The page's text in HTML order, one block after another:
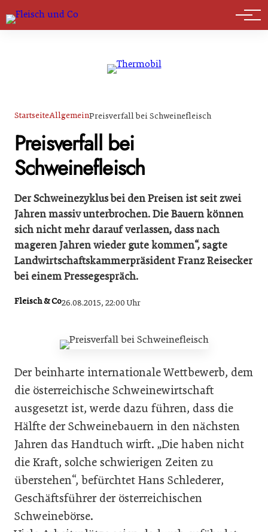
Marktführer
StartseiteAllgemeinPreisverfall bei Schweinefleisch
Preisverfall bei
Schweinefleisch
Der Schweinezyklus bei den Preisen ist seit zwei
Jahren massiv unterbrochen. Die Bauern können
sich nicht mehr darauf verlassen, dass nach
mageren Jahren wieder gute kommen“, sagte
Landwirtschaftskammerpräsident Franz Reisecker
bei einem Pressegespräch.
Fleisch & Co26.08.2015, 22:00 Uhr
Der beinharte internationale Wettbewerb, dem
die österreichische Schweinewirtschaft
ausgesetzt ist, werde dazu führen, dass die
Hälfte der Schweinebauern in den nächsten
Jahren das Handtuch wirft. „Die haben nicht
die Kraft, solche schwierigen Zeiten zu
überstehen“, befürchtet Hans Schlederer,
Geschäftsführer der österreichischen
Schweinebörse.